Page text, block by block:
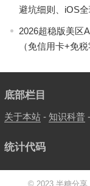
避坑细则、iOS
2026超稳版美区
（免信用卡+免
底部栏目
关于本站- 知识科普-
统计代码
© 2023 半糖分享